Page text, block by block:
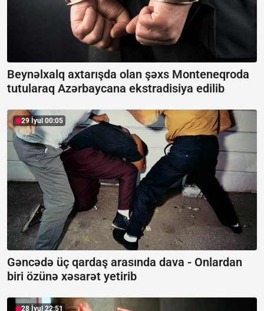
Beynəlxalq axtarışda olan şəxs Monteneqroda
tutularaq Azərbaycana ekstradisiya edilib
29 İyul 00:05
Gəncədə üç qardaş arasında dava - Onlardan
biri özünə xəsarət yetirib
28 İyul 22:51